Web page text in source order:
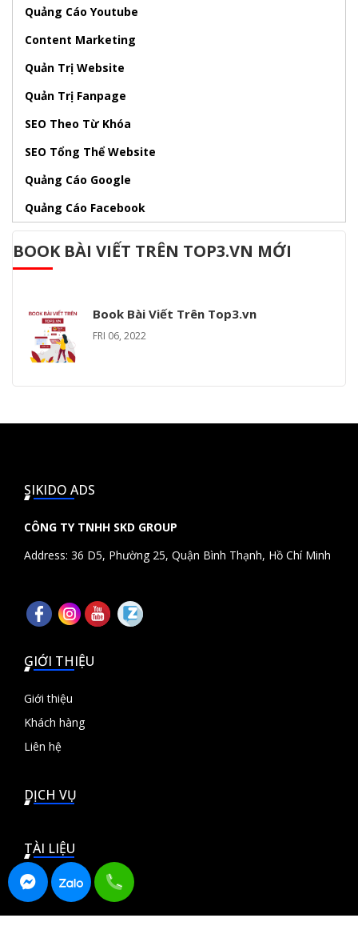
Quảng Cáo Youtube
Content Marketing
Quản Trị Website
Quản Trị Fanpage
SEO Theo Từ Khóa
SEO Tổng Thể Website
Quảng Cáo Google
Quảng Cáo Facebook
BOOK BÀI VIẾT TRÊN TOP3.VN MỚI
Book Bài Viết Trên Top3.vn
FRI 06, 2022
SIKIDO ADS
CÔNG TY TNHH SKD GROUP
Address: 36 D5, Phường 25, Quận Bình Thạnh, Hồ Chí Minh
GIỚI THIỆU
Giới thiệu
Khách hàng
Liên hệ
DỊCH VỤ
TÀI LIỆU